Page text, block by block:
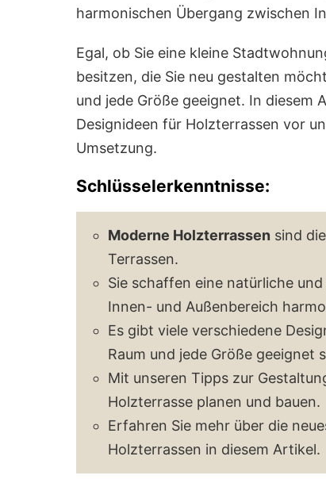
harmonischen Übergang zwischen
Egal, ob Sie eine kleine
besitzen, die Sie neu gestalten
und jede Größe geeignet. In diesem
Designideen für Holzterrassen vor
Umsetzung.
Schlüsselerkenntnisse:
Moderne Holzterrassen sind
Terrassen.
Sie schaffen eine natürliche
Innen- und Außenbereich
Es gibt viele verschiedene
Raum und jede Größe geeignet
Mit unseren Tipps zur
Holzterrasse planen und bauen.
Erfahren Sie mehr über die
Holzterrassen in diesem Artikel.